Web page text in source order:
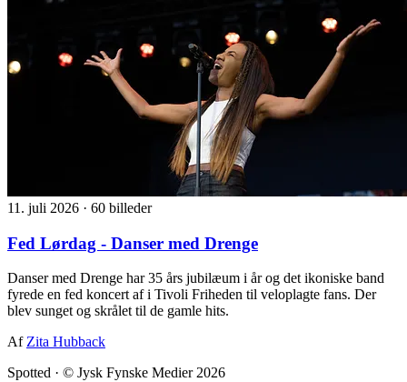
11. juli 2026 · 60 billeder
Fed Lørdag - Danser med Drenge
Danser med Drenge har 35 års jubilæum i år og det ikoniske band
fyrede en fed koncert af i Tivoli Friheden til veloplagte fans. Der
blev sunget og skrålet til de gamle hits.
Af Zita Hubback
Spotted · © Jysk Fynske Medier 2026